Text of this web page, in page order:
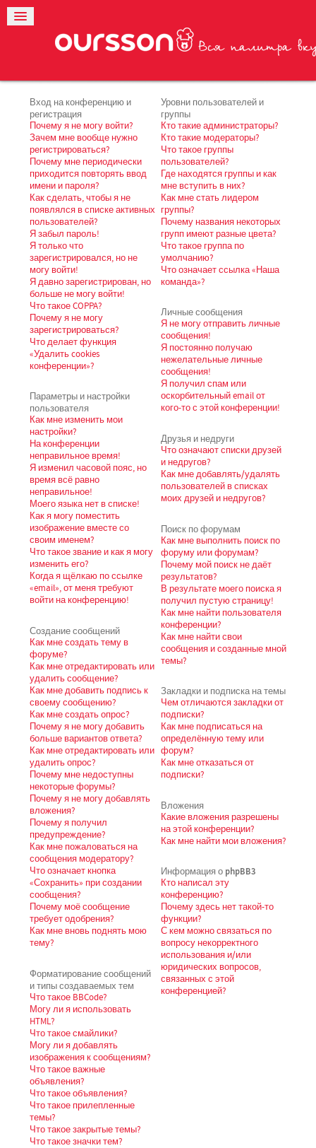
Вход на конференцию и
регистрация
Почему я не могу войти?
Зачем мне вообще нужно
регистрироваться?
Почему мне периодически
приходится повторять ввод
имени и пароля?
Как сделать, чтобы я не
появлялся в списке активных
пользователей?
Я забыл пароль!
Я только что
зарегистрировался, но не
могу войти!
Я давно зарегистрирован, но
больше не могу войти!
Что такое COPPA?
Почему я не могу
зарегистрироваться?
Что делает функция
«Удалить cookies
конференции»?
Параметры и настройки
пользователя
Как мне изменить мои
настройки?
На конференции
неправильное время!
Я изменил часовой пояс, но
время всё равно
неправильное!
Моего языка нет в списке!
Как я могу поместить
изображение вместе со
своим именем?
Что такое звание и как я могу
изменить его?
Когда я щёлкаю по ссылке
«email», от меня требуют
войти на конференцию!
Создание сообщений
Как мне создать тему в
форуме?
Как мне отредактировать или
удалить сообщение?
Как мне добавить подпись к
своему сообщению?
Как мне создать опрос?
Почему я не могу добавить
больше вариантов ответа?
Как мне отредактировать или
удалить опрос?
Почему мне недоступны
некоторые форумы?
Почему я не могу добавлять
вложения?
Почему я получил
предупреждение?
Как мне пожаловаться на
сообщения модератору?
Что означает кнопка
«Сохранить» при создании
сообщения?
Почему моё сообщение
требует одобрения?
Как мне вновь поднять мою
тему?
Форматирование сообщений
и типы создаваемых тем
Что такое BBCode?
Могу ли я использовать
HTML?
Что такое смайлики?
Могу ли я добавлять
изображения к сообщениям?
Что такое важные
объявления?
Что такое объявления?
Что такое прилепленные
темы?
Что такое закрытые темы?
Что такое значки тем?
Уровни пользователей и
группы
Кто такие администраторы?
Кто такие модераторы?
Что такое группы
пользователей?
Где находятся группы и как
мне вступить в них?
Как мне стать лидером
группы?
Почему названия некоторых
групп имеют разные цвета?
Что такое группа по
умолчанию?
Что означает ссылка «Наша
команда»?
Личные сообщения
Я не могу отправить личные
сообщения!
Я постоянно получаю
нежелательные личные
сообщения!
Я получил спам или
оскорбительный email от
кого-то с этой конференции!
Друзья и недруги
Что означают списки друзей
и недругов?
Как мне добавлять/удалять
пользователей в списках
моих друзей и недругов?
Поиск по форумам
Как мне выполнить поиск по
форуму или форумам?
Почему мой поиск не даёт
результатов?
В результате моего поиска я
получил пустую страницу!
Как мне найти пользователя
конференции?
Как мне найти свои
сообщения и созданные мной
темы?
Закладки и подписка на темы
Чем отличаются закладки от
подписки?
Как мне подписаться на
определённую тему или
форум?
Как мне отказаться от
подписки?
Вложения
Какие вложения разрешены
на этой конференции?
Как мне найти мои вложения?
Информация о phpBB3
Кто написал эту
конференцию?
Почему здесь нет такой-то
функции?
С кем можно связаться по
вопросу некорректного
использования и/или
юридических вопросов,
связанных с этой
конференцией?